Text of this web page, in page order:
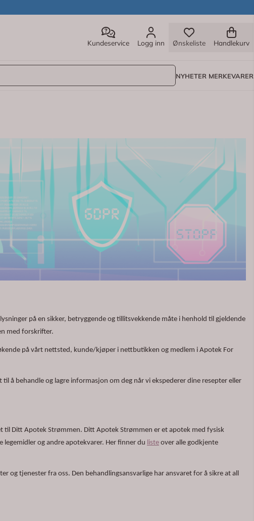
Kundeservice Logg inn Ønskeliste Handlekurv
NYHETER MERKEVARER
på en sikker, betryggende og tillitsvekkende måte i henhold til gjeldende
med forskrifter.
på vårt nettsted, kunde/kjøper i nettbutikken og medlem i Apotek For
å behandle og lagre informasjon om deg når vi ekspederer dine resepter eller
Ditt Apotek Strømmen. Ditt Apotek Strømmen er et apotek med fysisk
og andre apotekvarer. Her finner du liste over alle godkjente
og tjenester fra oss. Den behandlingsansvarlige har ansvaret for å sikre at all